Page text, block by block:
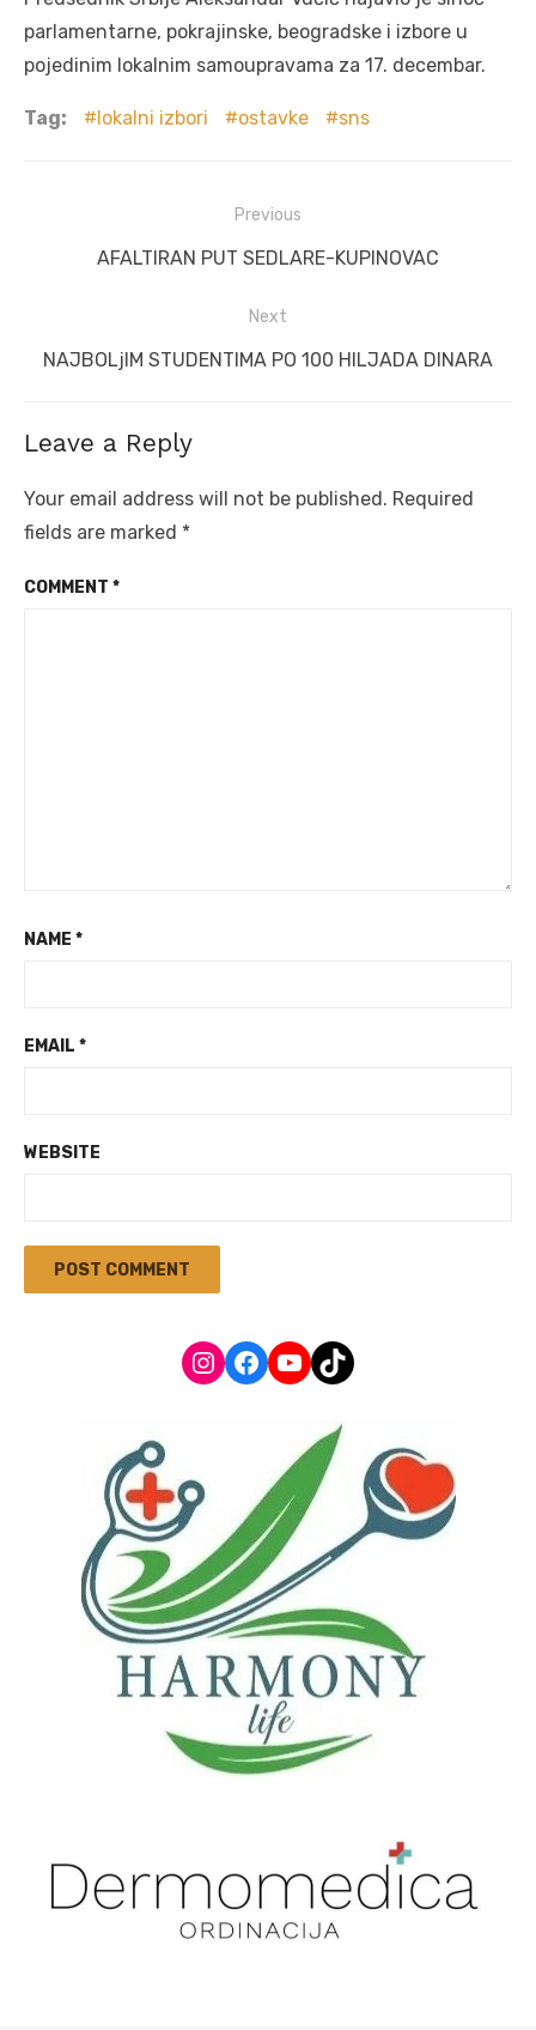
parlamentarne, pokrajinske, beogradske i izbore u
pojedinim lokalnim samoupravama za 17. decembar.
Tag: lokalni izbori ostavke sns
navigation
Previous
Previous
AFALTIRAN PUT SEDLARE-KUPINOVAC
Next
Next
NAJBOLjIM STUDENTIMA PO 100 HILJADA DINARA
Leave a Reply
Your email address will not be published. Required
fields are marked *
COMMENT *
NAME *
EMAIL *
WEBSITE
Instagram
Facebook
YouTube
TikTok